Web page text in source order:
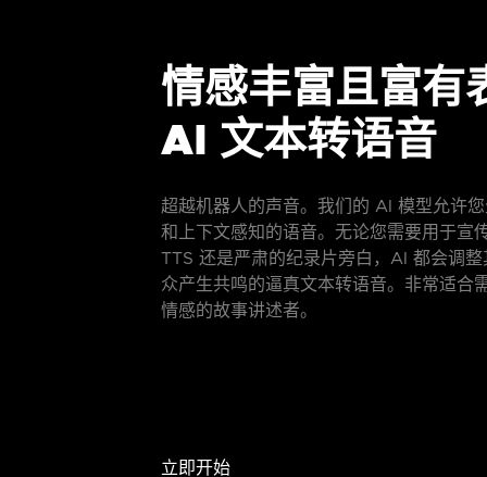
情感丰富且富有
AI 文本转语音
超越机器人的声音。我们的 AI 模型允许
和上下文感知的语音。无论您需要用于宣
TTS 还是严肃的纪录片旁白，AI 都会调
众产生共鸣的逼真文本转语音。非常适合
情感的故事讲述者。
立即开始